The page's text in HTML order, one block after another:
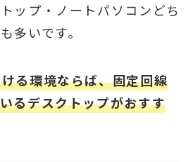
ップ・ノートパソコンどち
多いです。
る環境ならば、固定回線
るデスクトップがおすす